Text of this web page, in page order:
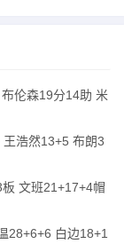
心脏抛投打进！
中7已砍下27分！
完成隔扣
伦森19分14助 米
浩然13+5 布朗3
文班21+17+4帽
28+6+6 白边18+1